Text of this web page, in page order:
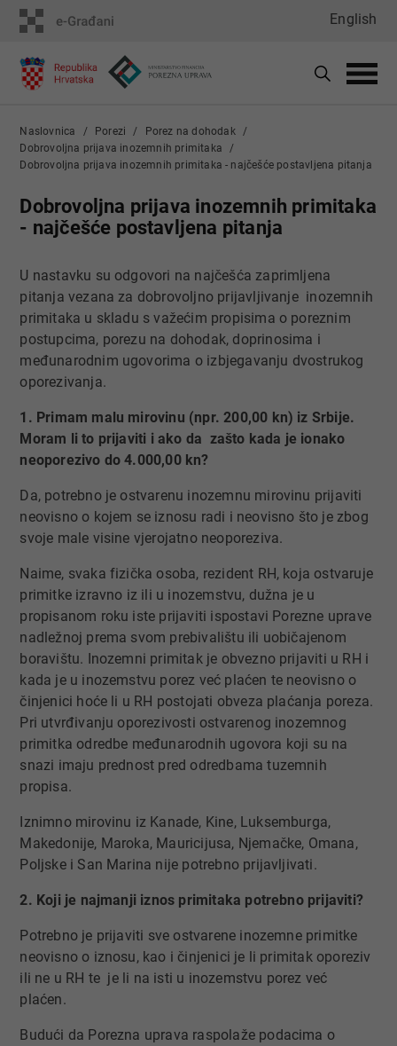
English
Naslovnica Porezi
Porez na dohodak
Dobrovoljna prijava inozemnih primitaka
Dobrovoljna prijava inozemnih primitaka - najčešće postavljena pitanja
Dobrovoljna prijava inozemnih primitaka
- najčešće postavljena pitanja
U nastavku su odgovori na najčešća zaprimljena
pitanja vezana za dobrovoljno prijavljivanje inozemnih
primitaka u skladu s važećim propisima o poreznim
postupcima, porezu na dohodak, doprinosima i
međunarodnim ugovorima o izbjegavanju dvostrukog
oporezivanja.
1. Primam malu mirovinu (npr. 200,00 kn) iz Srbije.
Moram li to prijaviti i ako da zašto kada je ionako
neoporezivo do 4.000,00 kn?
Da, potrebno je ostvarenu inozemnu mirovinu prijaviti
neovisno o kojem se iznosu radi i neovisno što je zbog
svoje male visine vjerojatno neoporeziva.
Naime, svaka fizička osoba, rezident RH, koja ostvaruje
primitke izravno iz ili u inozemstvu, dužna je u
propisanom roku iste prijaviti ispostavi Porezne uprave
nadležnoj prema svom prebivalištu ili uobičajenom
boravištu. Inozemni primitak je obvezno prijaviti u RH i
kada je u inozemstvu porez već plaćen te neovisno o
činjenici hoće li u RH postojati obveza plaćanja poreza.
Pri utvrđivanju oporezivosti ostvarenog inozemnog
primitka odredbe međunarodnih ugovora koji su na
snazi imaju prednost pred odredbama tuzemnih
propisa.
Iznimno mirovinu iz Kanade, Kine, Luksemburga,
Makedonije, Maroka, Mauricijusa, Njemačke, Omana,
Poljske i San Marina nije potrebno prijavljivati.
​2. Koji je najmanji iznos primitaka potrebno prijaviti?
Potrebno je prijaviti sve ostvarene inozemne primitke
neovisno o iznosu, kao i činjenici je li primitak oporeziv
ili ne u RH te je li na isti u inozemstvu porez već
plaćen.
Budući da Porezna uprava raspolaže podacima o